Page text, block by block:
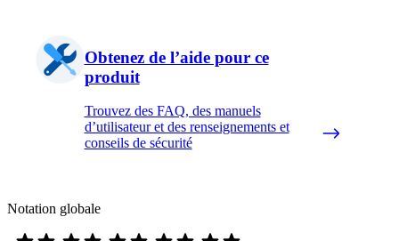
Obtenez de l’aide pour ce
produit
Trouvez des FAQ, des manuels
d’utilisateur et des renseignements et
conseils de sécurité
Notation globale